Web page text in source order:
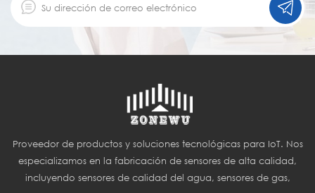
Proveedor de productos y soluciones tecnológicas para IoT. Nos
especializamos en la fabricación de sensores de alta calidad,
incluyendo sensores de calidad del agua, sensores de gas,